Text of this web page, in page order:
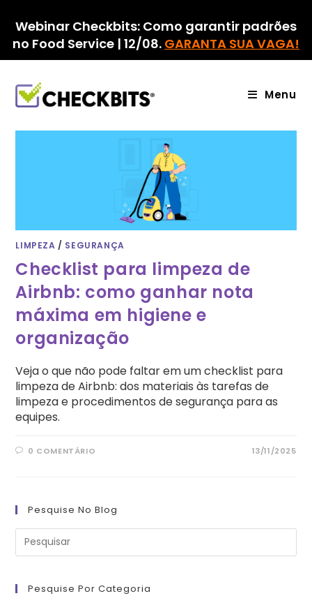
para
conteúdo
Webinar Checkbits: Como garantir padrões
no Food Service | 12/08. GARANTA SUA VAGA!
Menu
LIMPEZA / SEGURANÇA
Checklist para limpeza de
Airbnb: como ganhar nota
máxima em higiene e
organização
Veja o que não pode faltar em um checklist para
limpeza de Airbnb: dos materiais às tarefas de
limpeza e procedimentos de segurança para as
equipes.
0 COMENTÁRIO 13/11/2025
Pesquise No Blog
Pesquise Por Categoria